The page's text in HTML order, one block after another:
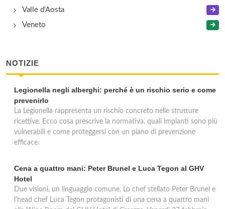
Valle d'Aosta
Veneto
NOTIZIE
Legionella negli alberghi: perché è un rischio serio e come
prevenirlo
La Legionella rappresenta un rischio concreto nelle strutture
ricettive. Ecco cosa prescrive la normativa, quali impianti sono più
vulnerabili e come proteggersi con un piano di prevenzione
efficace.
Cena a quattro mani: Peter Brunel e Luca Tegon al GHV
Hotel
Due visioni, un linguaggio comune. Lo chef stellato Peter Brunel e
l'head chef Luca Tegon protagonisti di una cena a quattro mani